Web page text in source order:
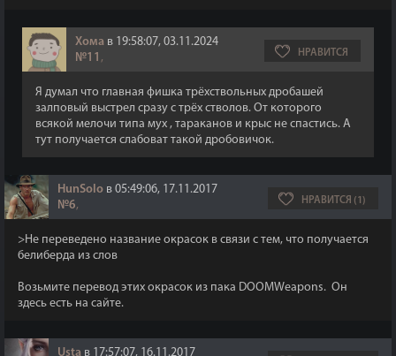
Хома в 19:58:07, 03.11.2024
№11 , НРАВИТСЯ
Я думал что главная фишка трёхствольных дробашей
залповый выстрел сразу с трёх стволов. От которого
всякой мелочи типа мух , тараканов и крыс не спастись. А
тут получается слабоват такой дробовичок.
HunSolo в 05:49:06, 17.11.2017
№6, НРАВИТСЯ (1)
>Не переведено название окрасок в связи с тем, что получается
белиберда из слов
Возьмите перевод этих окрасок из пака DOOMWeapons. Он
здесь есть на сайте.
Usta в 17:57:07, 16.11.2017